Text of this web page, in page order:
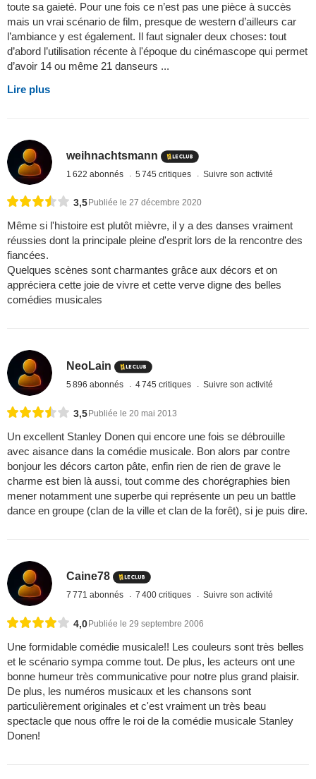
toute sa gaieté. Pour une fois ce n’est pas une pièce à succès
mais un vrai scénario de film, presque de western d’ailleurs car
l’ambiance y est également. Il faut signaler deux choses: tout
d’abord l’utilisation récente à l'époque du cinémascope qui permet
d’avoir 14 ou même 21 danseurs ...
Lire plus
weihnachtsmann
1 622 abonnés 5 745 critiques Suivre son activité
3,5 Publiée le 27 décembre 2020
Même si l'histoire est plutôt mièvre, il y a des danses vraiment
réussies dont la principale pleine d'esprit lors de la rencontre des
fiancées.
Quelques scènes sont charmantes grâce aux décors et on
appréciera cette joie de vivre et cette verve digne des belles
comédies musicales
NeoLain
5 896 abonnés 4 745 critiques Suivre son activité
3,5Publiée le 20 mai 2013
Un excellent Stanley Donen qui encore une fois se débrouille
avec aisance dans la comédie musicale. Bon alors par contre
bonjour les décors carton pâte, enfin rien de rien de grave le
charme est bien là aussi, tout comme des chorégraphies bien
mener notamment une superbe qui représente un peu un battle
dance en groupe (clan de la ville et clan de la forêt), si je puis dire.
Caine78
7 771 abonnés 7 400 critiques Suivre son activité
4,0Publiée le 29 septembre 2006
Une formidable comédie musicale!! Les couleurs sont très belles
et le scénario sympa comme tout. De plus, les acteurs ont une
bonne humeur très communicative pour notre plus grand plaisir.
De plus, les numéros musicaux et les chansons sont
particulièrement originales et c'est vraiment un très beau
spectacle que nous offre le roi de la comédie musicale Stanley
Donen!